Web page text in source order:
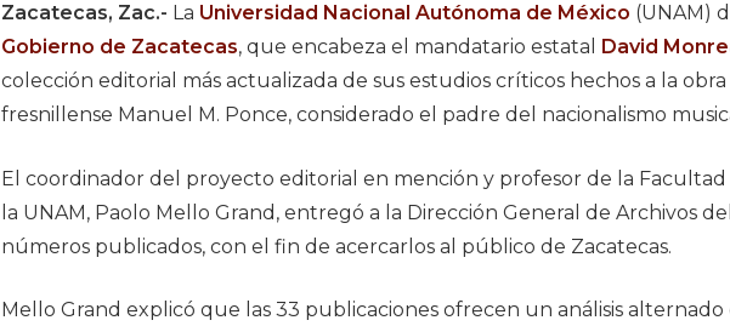
Zacatecas, Zac.- La Universidad Nacional Autónoma de México (UNAM)
Gobierno de Zacatecas, que encabeza el mandatario estatal David
colección editorial más actualizada de sus estudios críticos hechos a la obra
fresnillense Manuel M. Ponce, considerado el padre del nacionalismo
El coordinador del proyecto editorial en mención y profesor de la Facultad
la UNAM, Paolo Mello Grand, entregó a la Dirección General de Archivos
números publicados, con el fin de acercarlos al público de Zacatecas.
Mello Grand explicó que las 33 publicaciones ofrecen un análisis alternado